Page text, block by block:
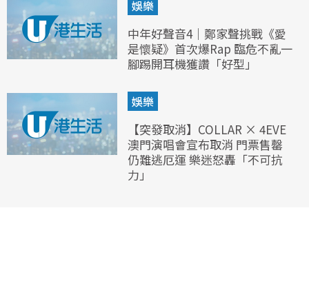
娛樂
中年好聲音4｜鄭家聲挑戰《愛
是懷疑》首次爆Rap 臨危不亂一
腳踢開耳機獲讚「好型」
娛樂
【突發取消】COLLAR × 4EVE
澳門演唱會宣布取消 門票售罄
仍難逃厄運 樂迷怒轟「不可抗
力」